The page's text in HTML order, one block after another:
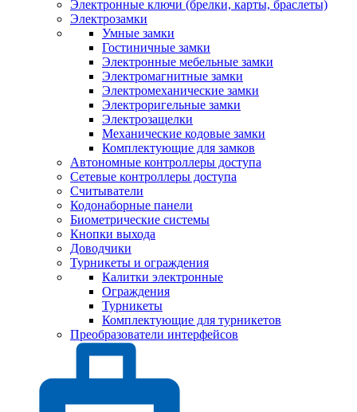
Электронные ключи (брелки, карты, браслеты)
Электрозамки
Умные замки
Гостиничные замки
Электронные мебельные замки
Электромагнитные замки
Электромеханические замки
Электроригельные замки
Электрозащелки
Механические кодовые замки
Комплектующие для замков
Автономные контроллеры доступа
Сетевые контроллеры доступа
Считыватели
Кодонаборные панели
Биометрические системы
Кнопки выхода
Доводчики
Турникеты и ограждения
Калитки электронные
Ограждения
Турникеты
Комплектующие для турникетов
Преобразователи интерфейсов